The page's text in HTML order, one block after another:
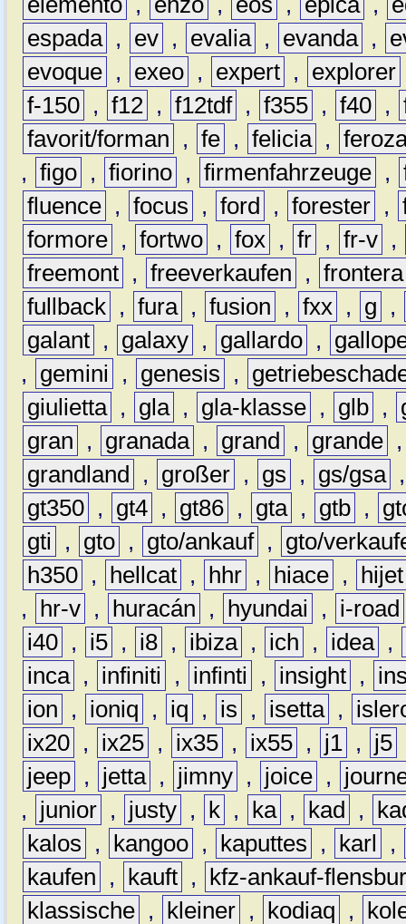
espada , ev , evalia , evanda ,
evoque , exeo , expert , explorer
f-150 , f12 , f12tdf , f355 , f40 ,
favorit/forman
, fe , felicia ,
, figo , fiorino , firmenfahrzeuge ,
fluence , focus , ford , forester ,
formore , fortwo , fox , fr , fr-v ,
freemont , freeverkaufen , frontera
fullback , fura , fusion , fxx , g
,
galant , galaxy , gallardo ,
,
gemini , genesis ,
giulietta , gla , gla-klasse , glb ,
gran
, granada , grand , grande
grandland
, großer , gs , gs/gsa
gt350 , gt4 , gt86 , gta , gtb ,
gti
, gto , gto/ankauf ,
gto/
h350 , hellcat , hhr , hiace ,
hijet
,
hr-v , huracán , hyundai ,
i-road
i40 , i5 , i8 , ibiza , ich , idea ,
inca , infiniti , infinti , insight ,
ion
, ioniq , iq , is , isetta ,
ix20 , ix25 , ix35 , ix55 , j1 , j5
jeep , jetta , jimny , joice ,
,
junior , justy , k , ka , kad ,
kalos
, kangoo , kaputtes , karl
,
kaufen
, kauft ,
kfz-ankauf-
klassische , kleiner , kodiaq ,